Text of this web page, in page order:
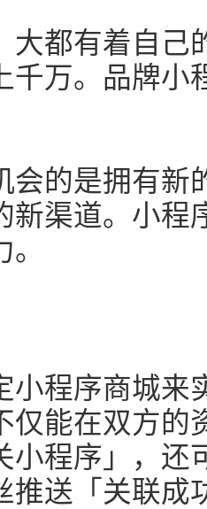
大都有着自己
千万。品牌小
会的是拥有新
新渠道。小程
小程序商城来
仅能在双方的
小程序」，还
推送「关联成